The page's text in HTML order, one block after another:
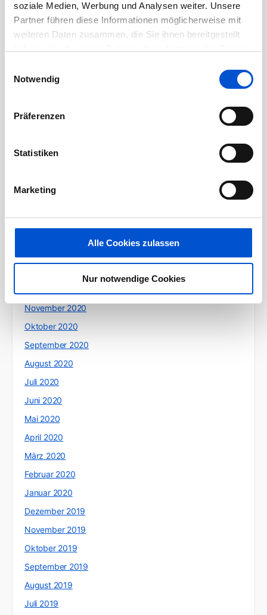
soziale Medien, Werbung und Analysen weiter. Unsere
Partner führen diese Informationen möglicherweise mit
weiteren Daten zusammen, die Sie ihnen bereitgestellt
Notwendig
Präferenzen
Statistiken
Marketing
Alle Cookies zulassen
Nur notwendige Cookies
März 2022
Februar 2022
Januar 2022
November 2021
Mai 2021
April 2021
November 2020
Oktober 2020
September 2020
August 2020
Juli 2020
Juni 2020
Mai 2020
April 2020
März 2020
Februar 2020
Januar 2020
Dezember 2019
November 2019
Oktober 2019
September 2019
August 2019
Juli 2019